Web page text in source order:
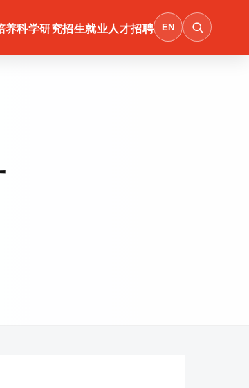
养科学研究招生就业人才招聘 EN